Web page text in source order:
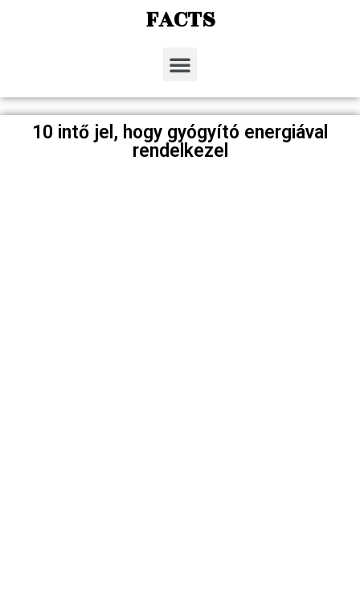
FACTS
10 intő jel, hogy gyógyító energiával
rendelkezel